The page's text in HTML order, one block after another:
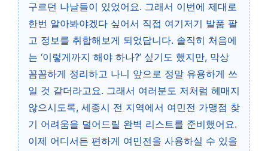
구르던 나날들이 있었어요. 그래서 이번에 제대로
한번 알아봐야겠다 싶어서 직접 여기저기 발품 팔
고 정보를 취합해보게 되었답니다. 솔직히 처음에
는 ‘이렇게까지 해야 하나?’ 싶기도 했지만, 막상
꼼꼼하게 정리하고 나니 앞으로 정말 유용하게 쓰
일 것 같더라고요. 그래서 여러분도 저처럼 헤매지
않으시도록, 세종시 전 지역에서 여민전 가맹점 찾
기 어려움을 덜어드릴 완벽 리스트를 준비했어요.
이제 어디서든 편하게 여민전을 사용하실 수 있을